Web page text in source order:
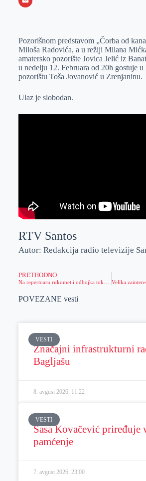
e
r
I
n
s
A
p
a
i
l
Pozorišnom predstavom „Čorba od
Miloša Radovića, a u režiji Milana
amatersko pozorište Jovica Jelić iz
u nedelju 12. Februara od 20h gostuje
pozorištu Toša Jovanović u Zrenjaninu.
Ulaz je slobodan.
RTV Santos
Autor: Redakcija radio televizije
PRETHODNO
POVEZANE vesti
VESTI
Značajni infrastrukturni
Bagljašu
8. avgust 2026. 11:22
VESTI
Sasa Kovačević priređuje
pamćenje
7. avgust 2026. 23:00